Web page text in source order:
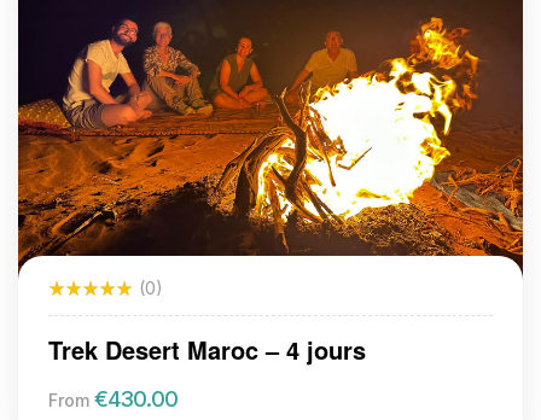
(0)
Trek Desert Maroc – 4 jours
From €430.00